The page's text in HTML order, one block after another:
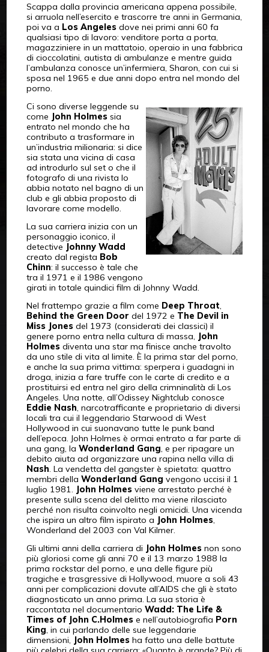
Scappa dalla provincia americana appena possibile,
si arruola nell’esercito e trascorre tre anni in Germania,
poi va a Los Angelesdove nei primi anni 60 fa
qualsiasi tipo di lavoro: venditore porta a porta,
magazziniere in un mattatoio, operaio in una fabbrica
di cioccolatini, autista di ambulanze e mentre guida
l’ambulanza conosce un’infermiera, Sharon, con cui si
sposa nel 1965 e due anni dopo entra nel mondo del
porno.
Ci sono diverse leggende su
come John Holmessia
entrato nel mondo che ha
contributo a trasformare in
un’industria milionaria: si dice
sia stata una vicina di casa
ad introdurlo sul set o che il
fotografo di una rivista lo
abbia notato nel bagno di un
club e gli abbia proposto di
lavorare come modello.
La sua carriera inizia con un
personaggio iconico, il
detective Johnny Wadd
creato dal regista Bob
Chinn: il successo è tale che
tra il 1971 e il 1986 vengono
girati in totale quindici film di Johnny Wadd.
Nel frattempo grazie a film come Deep Throat,
Behind the Green Door del 1972 e The Devil in
Miss Jonesdel 1973 (considerati dei classici) il
genere porno entra nella cultura di massa, John
Holmesdiventa una star ma finisce anche travolto
da uno stile di vita al limite. È la prima star del porno,
e anche la sua prima vittima: sperpera i guadagni in
droga, inizia a fare truffe con le carte di credito e a
prostituirsi ed entra nel giro della crimninalità di Los
Angeles. Una notte, all’Odissey Nightclub conosce
Eddie Nash, narcotrafficante e proprietario di diversi
locali tra cui il leggendario Starwood di West
Hollywood in cui suonavano tutte le punk band
dell’epoca. John Holmes è ormai entrato a far parte di
una gang, la Wonderland Gang, e per ripagare un
debito aiuta ad organizzare una rapina nella villa di
Nash. La vendetta del gangster è spietata: quattro
membri della Wonderland Gang vengono uccisi il 1
luglio 1981. John Holmesviene arrestato perché è
presente sulla scena del delitto ma viene rilasciato
perché non risulta coinvolto negli omicidi. Una vicenda
che ispira un altro film ispirato a John Holmes,
Wonderland del 2003 con Val Kilmer.
Gli ultimi anni della carriera di John Holmesnon sono
più gloriosi come gli anni 70 e il 13 marzo 1988 la
prima rockstar del porno, e una delle figure più
tragiche e trasgressive di Hollywood, muore a soli 43
anni per complicazioni dovute all’AIDS che gli è stato
diagnosticato un anno prima. La sua storia è
raccontata nel documentario Wadd: The Life &
Times of John C.Holmese nell’autobiografia Porn
King, in cui parlando delle sue leggendarie
dimensioni, John Holmesha fatto una delle battute